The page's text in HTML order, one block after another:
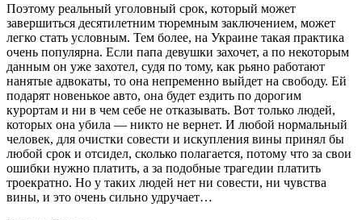
Поэтому реальный уголовный срок, который может
завершиться десятилетним тюремным заключением, может
легко стать условным. Тем более, на Украине такая практика
очень популярна. Если папа девушки захочет, а по некоторым
данным он уже захотел, судя по тому, как рьяно работают
нанятые адвокаты, то она непременно выйдет на свободу. Ей
подарят новенькое авто, она будет ездить по дорогим
курортам и ни в чем себе не отказывать. Вот только людей,
которых она убила — никто не вернет. И любой нормальный
человек, для очистки совести и искупления вины принял бы
любой срок и отсидел, сколько полагается, потому что за свои
ошибки нужно платить, а за подобные трагедии платить
троекратно. Но у таких людей нет ни совести, ни чувства
вины, и это очень сильно удручает…